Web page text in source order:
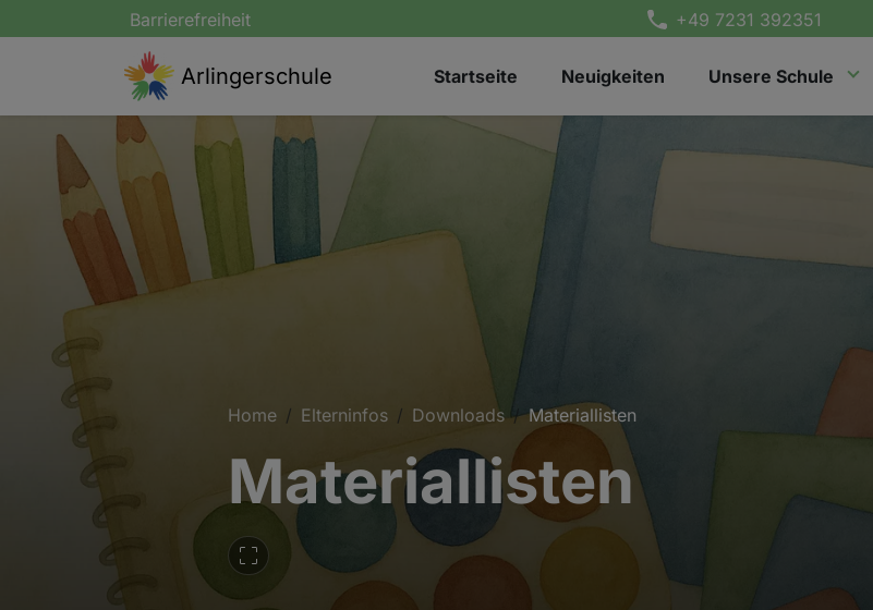
Barrierefreiheit +49 7231 392351
Arlingerschule Startseite Neuigkeiten Unsere Schule
Home Elterninfos Downloads Materiallisten
Materiallisten